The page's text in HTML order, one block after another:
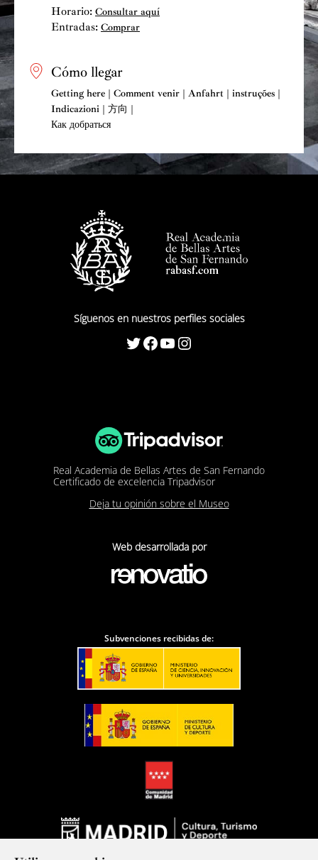
Horario: Consultar aquí
Entradas: Comprar
Cómo llegar
Getting here | Comment venir | Anfahrt | instruções |
Indicazioni | 方向 |
Как добраться
Síguenos en nuestros perfiles sociales
Twitter Facebook YouTube Instagram
Real Academia de Bellas Artes de San Fernando
Certificado de excelencia Tripadvisor
Deja tu opinión sobre el Museo
Web desarrollada por
Subvenciones recibidas de: